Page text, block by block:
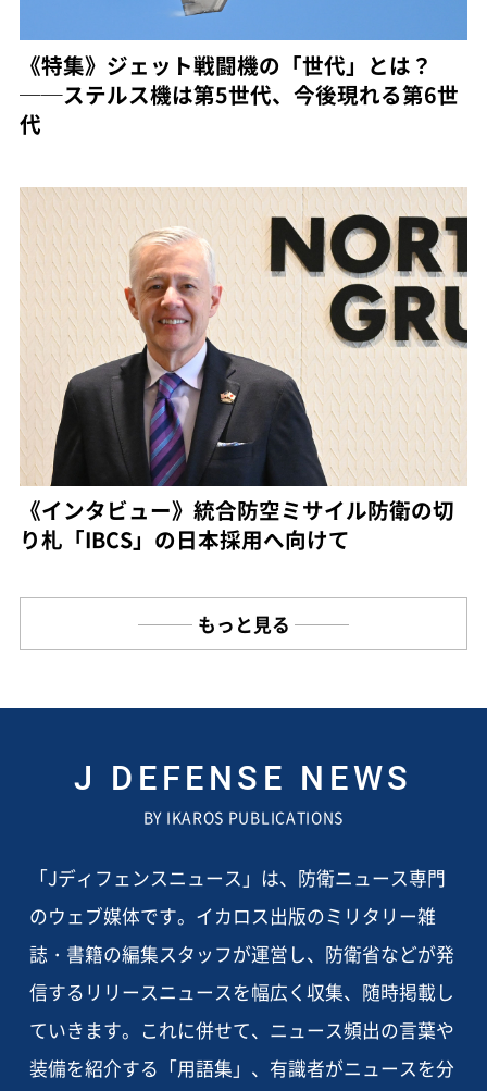
《特集》ジェット戦闘機の「世代」とは？
──ステルス機は第5世代、今後現れる第6世
代
《インタビュー》統合防空ミサイル防衛の切
り札「IBCS」の日本採用へ向けて
もっと見る
J DEFENSE NEWS
BY IKAROS PUBLICATIONS
「Jディフェンスニュース」は、防衛ニュース専門
のウェブ媒体です。イカロス出版のミリタリー雑
誌・書籍の編集スタッフが運営し、防衛省などが発
信するリリースニュースを幅広く収集、随時掲載し
ていきます。これに併せて、ニュース頻出の言葉や
装備を紹介する「用語集」、有識者がニュースを分